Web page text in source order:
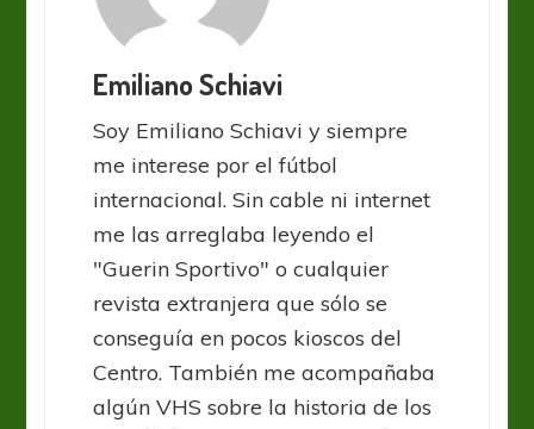
Emiliano Schiavi
Soy Emiliano Schiavi y siempre
me interese por el fútbol
internacional. Sin cable ni internet
me las arreglaba leyendo el
"Guerin Sportivo" o cualquier
revista extranjera que sólo se
conseguía en pocos kioscos del
Centro. También me acompañaba
algún VHS sobre la historia de los